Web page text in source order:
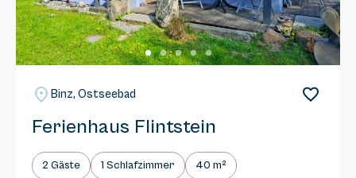
Binz, Ostseebad
Ferienhaus Flintstein
2 Gäste 1 Schlafzimmer 40 m²